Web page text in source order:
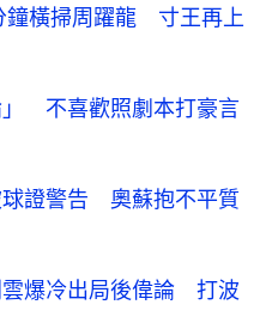
鐘橫掃周躍龍 寸王再上
」 不喜歡照劇本打豪言
球證警告 奧蘇抱不平質
雲爆冷出局後偉論 打波